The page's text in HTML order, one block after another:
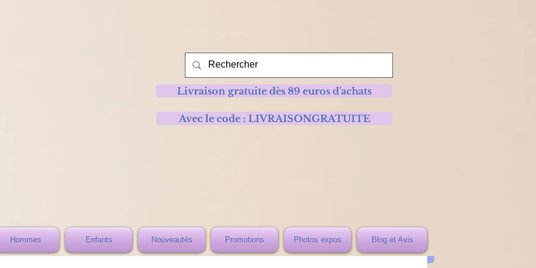
Livraison gratuite dès 89 euros d'achats
Avec le code : LIVRAISONGRATUITE
Hommes Enfants Nouveautés Promotions Photos expos Blog et Avis